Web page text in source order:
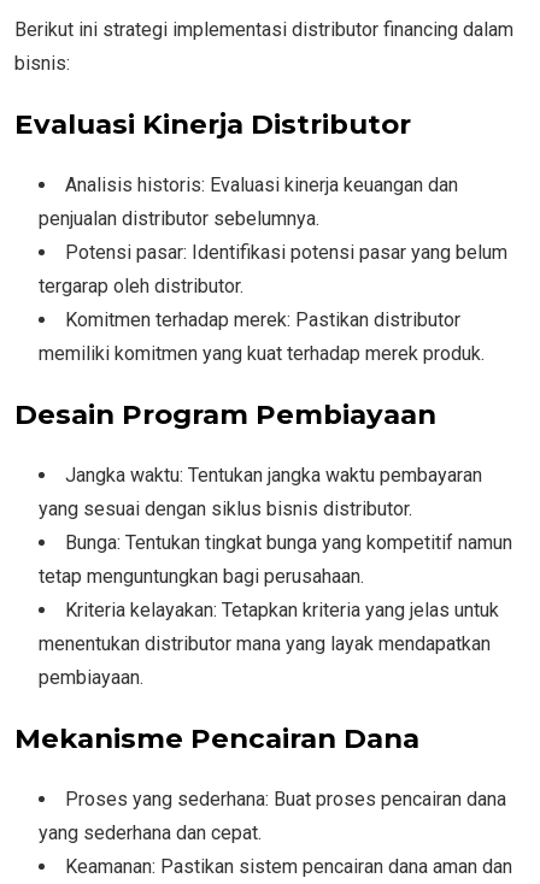
Berikut ini strategi implementasi distributor financing dalam
bisnis:
Evaluasi Kinerja Distributor
Analisis historis: Evaluasi kinerja keuangan dan
penjualan distributor sebelumnya.
Potensi pasar: Identifikasi potensi pasar yang belum
tergarap oleh distributor.
Komitmen terhadap merek: Pastikan distributor
memiliki komitmen yang kuat terhadap merek produk.
Desain Program Pembiayaan
Jangka waktu: Tentukan jangka waktu pembayaran
yang sesuai dengan siklus bisnis distributor.
Bunga: Tentukan tingkat bunga yang kompetitif namun
tetap menguntungkan bagi perusahaan.
Kriteria kelayakan: Tetapkan kriteria yang jelas untuk
menentukan distributor mana yang layak mendapatkan
pembiayaan.
Mekanisme Pencairan Dana
Proses yang sederhana: Buat proses pencairan dana
yang sederhana dan cepat.
Keamanan: Pastikan sistem pencairan dana aman dan